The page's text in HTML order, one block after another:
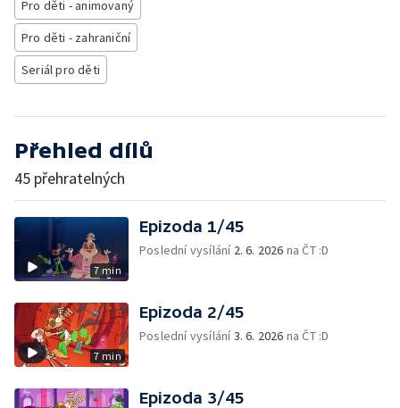
Pro děti - animovaný
Pro děti - zahraniční
Seriál pro děti
Přehled dílů
45 přehratelných
7 min
Epizoda 1/45
Poslední vysílání 2. 6. 2026 na ČT :D
7 min
Epizoda 2/45
Poslední vysílání3. 6. 2026 na ČT :D
Epizoda 3/45